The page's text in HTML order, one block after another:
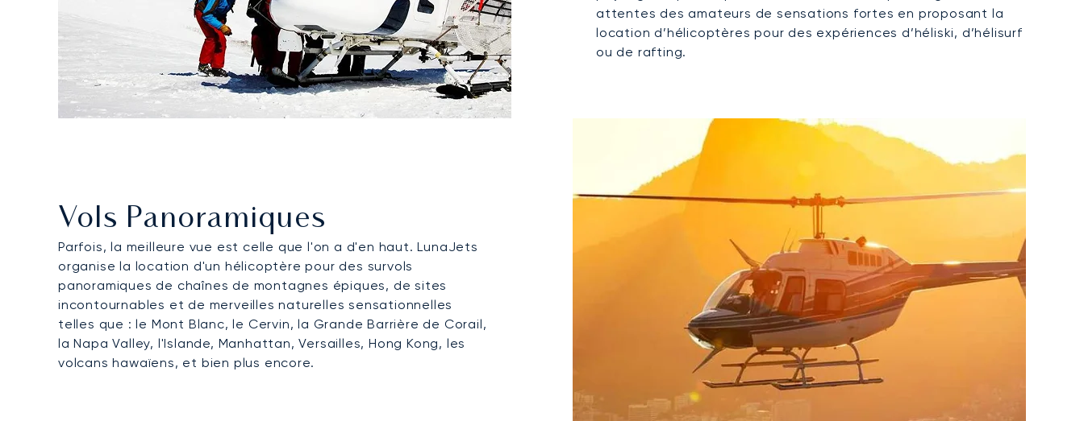
attentes des amateurs de sensations fortes en proposant la
location d’hélicoptères pour des expériences d’héliski, d’hélisurf
ou de rafting.
Vols Panoramiques
Parfois, la meilleure vue est celle que l'on a d'en haut. LunaJets
organise la location d'un hélicoptère pour des survols
panoramiques de chaînes de montagnes épiques, de sites
incontournables et de merveilles naturelles sensationnelles
telles que : le Mont Blanc, le Cervin, la Grande Barrière de Corail,
la Napa Valley, l'Islande, Manhattan, Versailles, Hong Kong, les
volcans hawaïens, et bien plus encore.